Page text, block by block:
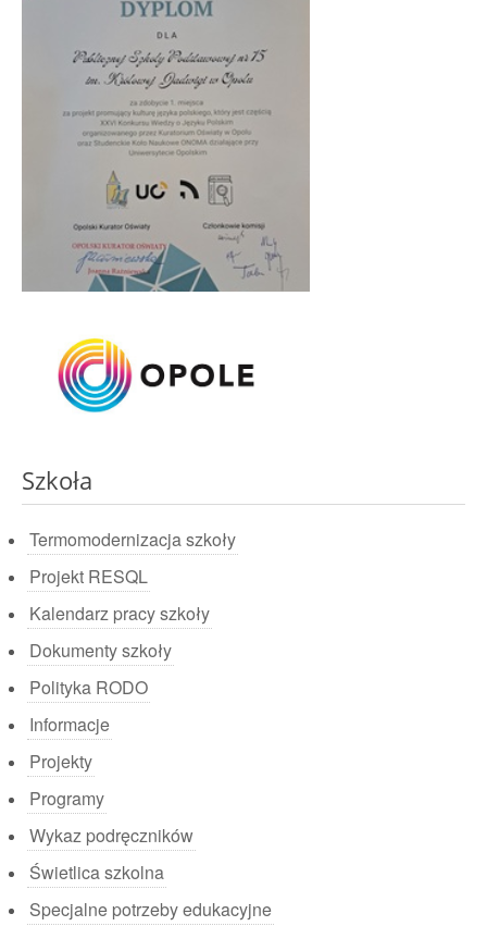
Szkoła
Termomodernizacja szkoły
Projekt RESQL
Kalendarz pracy szkoły
Dokumenty szkoły
Polityka RODO
Informacje
Projekty
Programy
Wykaz podręczników
Świetlica szkolna
Specjalne potrzeby edukacyjne